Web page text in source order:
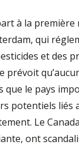
à la première
qui
et des
prévoit
que le pays
potentiels liés
Le
ont